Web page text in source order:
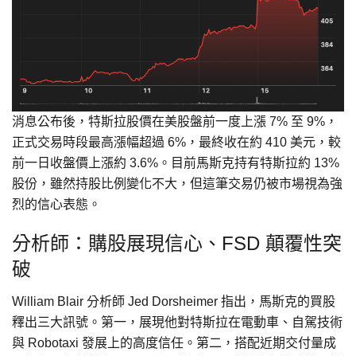
消息公布後，特斯拉股價在美股盤前一度上漲 7% 至 9%，
正式交易時段最高漲幅超過 6%，最終收在約 410 美元，較
前一日收盤價上漲約 3.6%。目前馬斯克持有特斯拉約 13%
股份，雖然持股比例變化不大，但這筆交易仍被市場視為強
烈的信心表態。
分析師：購股展現信心、FSD 顛覆性突
破
William Blair 分析師 Jed Dorsheimer 指出，馬斯克的買股
釋出三大訊號。第一，展現他對特斯拉在電動車、自駕技術
與 Robotaxi 發展上的高度信任。第二，搭配近期交付量成